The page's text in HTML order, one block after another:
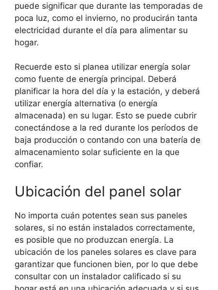
puede significar que durante las temporadas de
poca luz, como el invierno, no producirán tanta
electricidad durante el día para alimentar su
hogar.
Recuerde esto si planea utilizar energía solar
como fuente de energía principal. Deberá
planificar la hora del día y la estación, y deberá
utilizar energía alternativa (o energía
almacenada) en su lugar. Esto se puede cubrir
conectándose a la red durante los períodos de
baja producción o contando con una batería de
almacenamiento solar suficiente en la que
confiar.
Ubicación del panel solar
No importa cuán potentes sean sus paneles
solares, si no están instalados correctamente,
es posible que no produzcan energía. La
ubicación de los paneles solares es clave para
garantizar que funcionen bien, por lo que debe
consultar con un instalador calificado si su